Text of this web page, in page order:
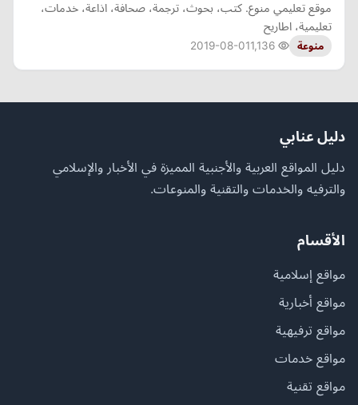
موقع تعليمي منوع. كتب، بحوث، ترجمة، صحافة، اذاعة، خدمات،
تعليمية، اطاريح
منوعة 2019-08-01
دليل عنابي
دليل المواقع العربية والأجنبية المميزة في الأخبار والإسلامي
والترفيه والخدمات والتقنية والمنوعات.
الأقسام
مواقع إسلامية
مواقع أخبارية
مواقع ترفيهية
مواقع خدمات
مواقع تقنية